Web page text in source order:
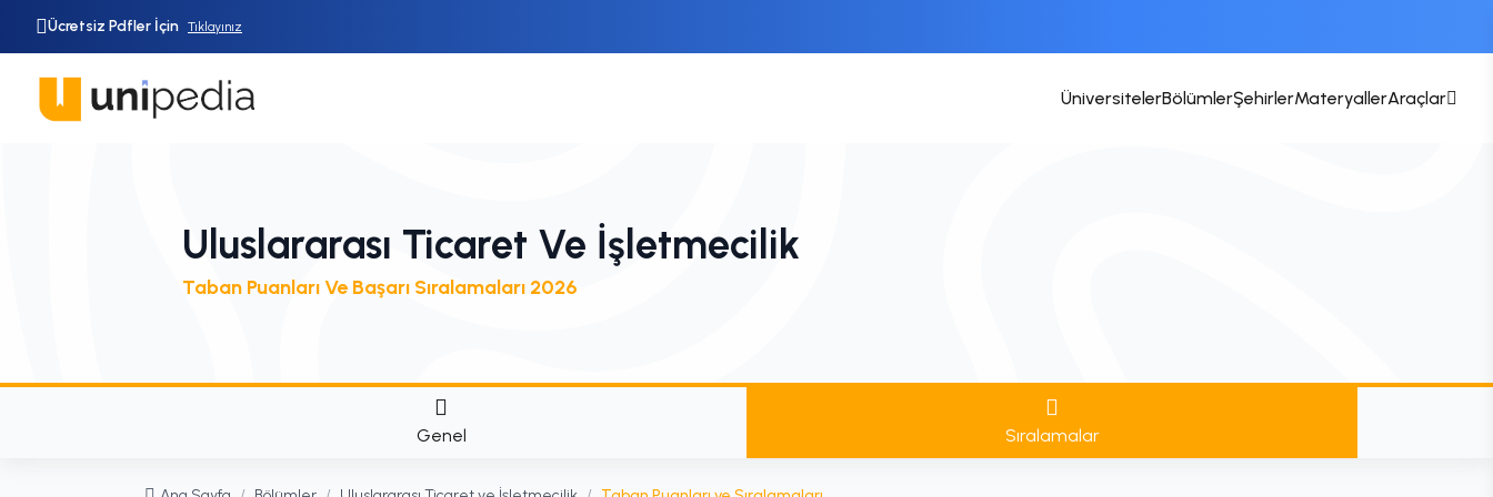
Ücretsiz Pdfler İçin Tıklayınız
ÜniversitelerBölümlerŞehirlerMateryallerAraçlar
Uluslararası Ticaret Ve İşletmecilik
Taban Puanları Ve Başarı Sıralamaları 2026
Genel Sıralamalar